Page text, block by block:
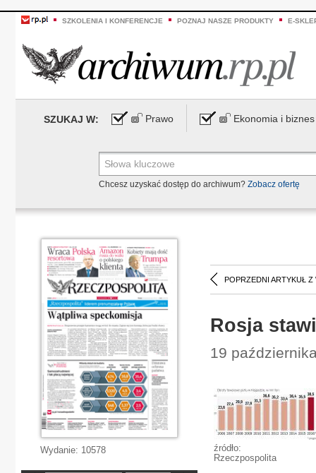
SZKOLENIA I KONFERENCJE POZNAJ NASZE PRODUKTY E-
SZUKAJ W: Prawo Ekonomia i biznes
Chcesz uzyskać dostęp do archiwum? Zobacz ofertę
POPRZEDNI ARTYKUŁ Z
Rosja
19
źródło:
Rzeczpospolita
Wydanie: 10578